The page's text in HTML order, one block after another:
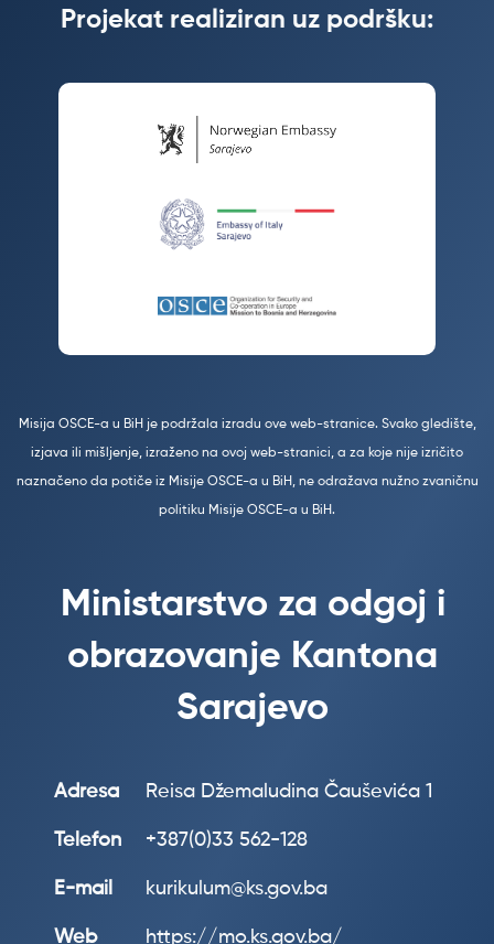
Projekat realiziran uz podršku:
Misija OSCE-a u BiH je podržala izradu ove web-stranice. Svako gledište,
izjava ili mišljenje, izraženo na ovoj web-stranici, a za koje nije izričito
naznačeno da potiče iz Misije OSCE-a u BiH, ne odražava nužno zvaničnu
politiku Misije OSCE-a u BiH.
Ministarstvo za odgoj i
obrazovanje Kantona
Sarajevo
Adresa Reisa Džemaludina Čauševića 1
Telefon +387(0)33 562-128
E-mail kurikulum@ks.gov.ba
Web https://mo.ks.gov.ba/